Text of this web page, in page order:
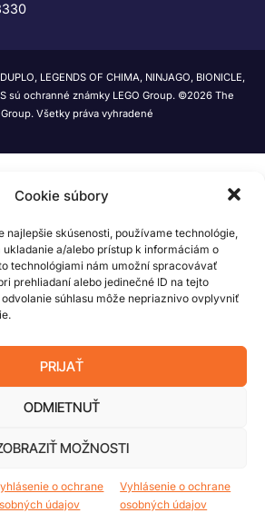
Cookie súbory
najlepšie skúsenosti, používame technológie,
a/alebo prístup k informáciám o
technológiami nám umožní spracovávať
prehliadaní alebo jedinečné ID na tejto
súhlasu môže nepriaznivo ovplyvniť
PRIJAŤ
ODMIETNUŤ
MOŽNOSTI
o ochrane
údajov
Vyhlásenie o ochrane
osobných údajov
LEGENDS OF CHIMA, NINJAGO, BIONICLE,
sú ochranné známky LEGO Group. ©2026 The
Group. Všetky práva vyhradené